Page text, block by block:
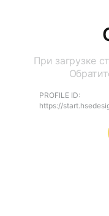
При загрузке
PROFILE ID:
https://